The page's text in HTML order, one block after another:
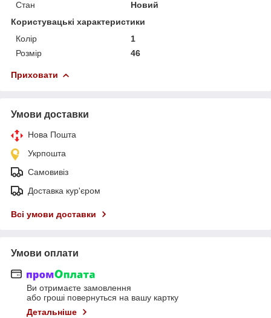
Стан
Новий
Користувацькі характеристики
Колір
1
Розмір
46
Приховати
Умови доставки
Нова Пошта
Укрпошта
Самовивіз
Доставка кур'єром
Всі умови доставки
Умови оплати
Ви отримаєте замовлення
або гроші повернуться на вашу картку
Детальніше